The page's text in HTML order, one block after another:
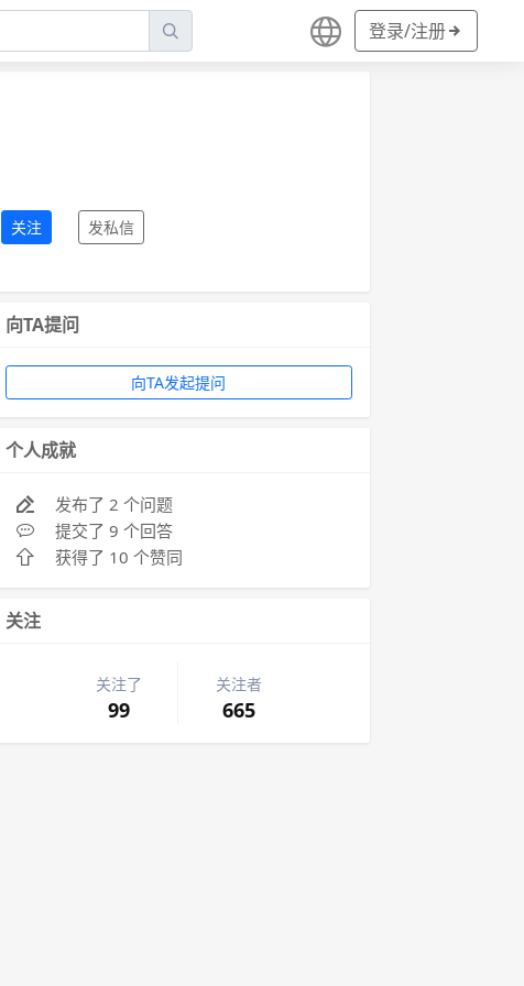
登录/注册
关注 发私信
向TA提问
向TA发起提问
个人成就
发布了 2 个问题
提交了 9 个回答
获得了 10 个赞同
关注
关注了
99
关注者
665